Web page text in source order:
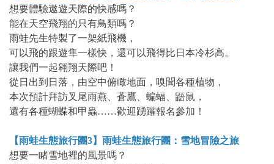
想要體驗遨遊天際的快感嗎？
能在天空飛翔的只有鳥類嗎？
雨蛙先生特製了一架紙飛機，
可以飛的跟遊隼一樣快，還可以飛得比日本冷杉高。
讓我們一起翱翔天際吧！
從日出到日落，由空中俯瞰地面，嗅聞各種植物，
本次預計拜訪叉尾雨燕、蒼鷹、蝙蝠、鼯鼠，
還有各種蝴蝶和甲蟲……歡迎踴躍報名參加！
【雨蛙生態旅行團3】雨蛙生態旅行團：雪地冒險之旅
想要一睹雪地裡的風景嗎？